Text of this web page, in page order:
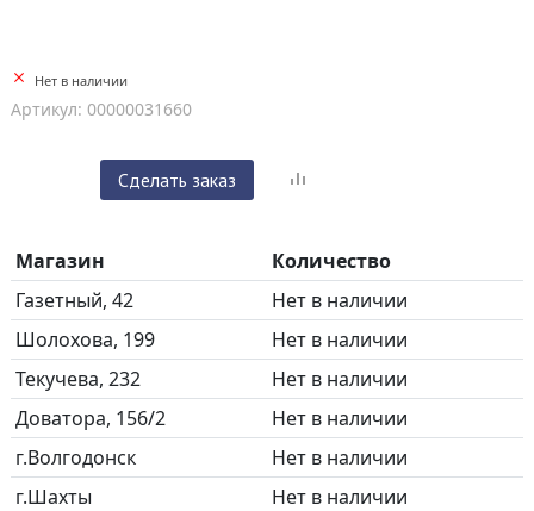
Нет в наличии
Артикул: 00000031660
Сделать заказ
Магазин
Количество
Газетный, 42
Нет в наличии
Шолохова, 199
Нет в наличии
Текучева, 232
Нет в наличии
Доватора, 156/2
Нет в наличии
г.Волгодонск
Нет в наличии
г.Шахты
Нет в наличии